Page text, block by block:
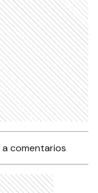
comentarios